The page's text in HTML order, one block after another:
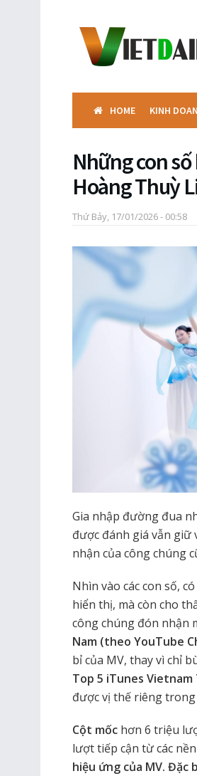
HOME KINH
Những con
Hoàng Thuỳ
Thứ Bảy, 17/01/2026 - 00:58
Gia nhập đường đua
được đánh giá vẫn giữ
nhận của công chúng
Nhìn vào các con số,
hiển thị, mà còn cho
công chúng đón nhận
Nam (theo YouTube
bỉ của MV, thay vì chỉ
Top 5 iTunes Vietnam
được vị thế riêng trong
Cột mốc hơn 6 triệu
lượt tiếp cận từ các
hiệu ứng của MV. Đặc